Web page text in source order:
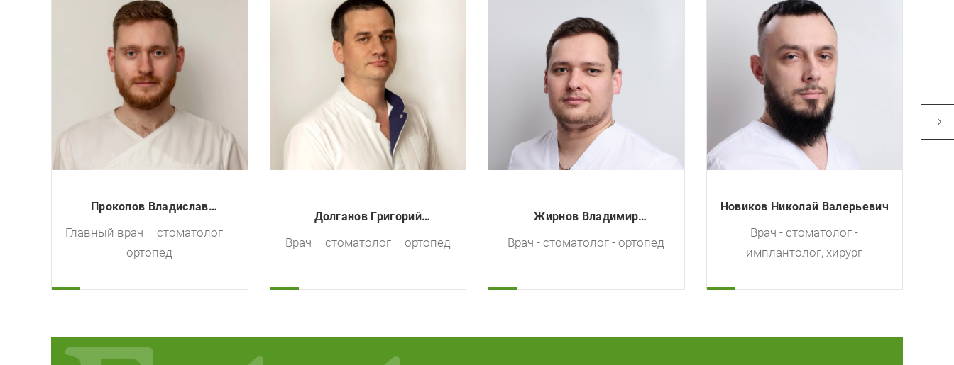
Долганов Григорий
Александрович
Врач – стоматолог – ортопед
Жирнов Владимир
Врач - стоматолог - ортопед
имплантолог, хирург
Александровна
имплантолог, хирург, челюстно-
лицевой хирург